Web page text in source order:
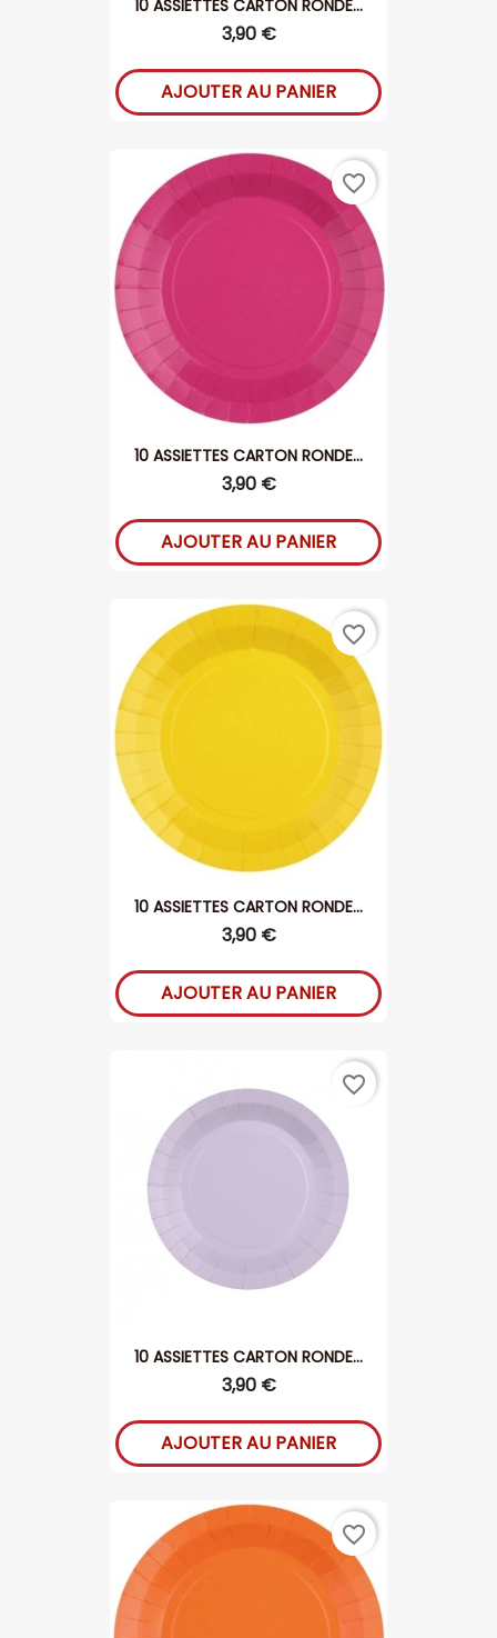
10 ASSIETTES CARTON RONDE...
3,90 €
AJOUTER AU PANIER
10 ASSIETTES CARTON RONDE...
3,90 €
AJOUTER AU PANIER
favorite_border
10 ASSIETTES CARTON RONDE...
3,90 €
AJOUTER AU PANIER
favorite_border
10 ASSIETTES CARTON RONDE...
3,90 €
AJOUTER AU PANIER
favorite_border
favorite_border